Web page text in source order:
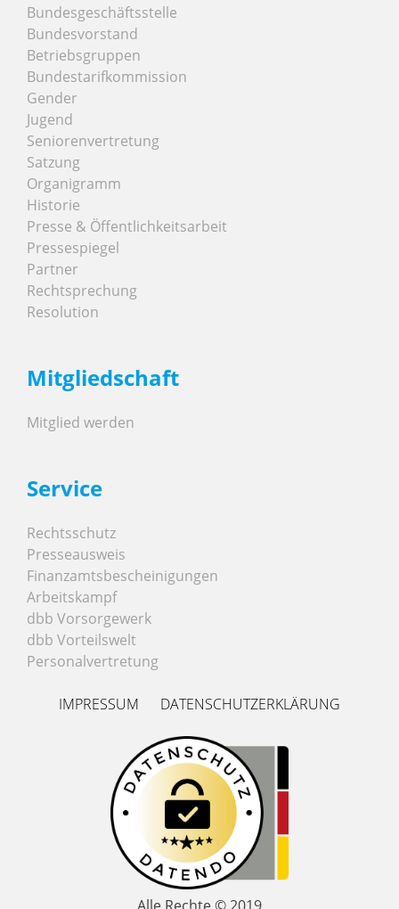
Bundesgeschäftsstelle
Bundesvorstand
Betriebsgruppen
Bundestarifkommission
Gender
Jugend
Seniorenvertretung
Satzung
Organigramm
Historie
Presse & Öffentlichkeitsarbeit
Pressespiegel
Partner
Rechtsprechung
Resolution
Mitgliedschaft
Mitglied werden
Service
Rechtsschutz
Presseausweis
Finanzamtsbescheinigungen
Arbeitskampf
dbb Vorsorgewerk
dbb Vorteilswelt
Personalvertretung
IMPRESSUM DATENSCHUTZERKLÄRUNG
Alle Rechte © 2019